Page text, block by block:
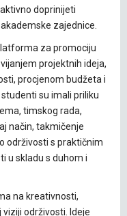
doprinijeti
zajednice.
za promociju
projektnih ideja,
procjenom budžeta i
su imali priliku
timskog rada,
način, takmičenje
održivosti s praktičnim
u skladu s duhom i
na kreativnosti,
održivosti. Ideje